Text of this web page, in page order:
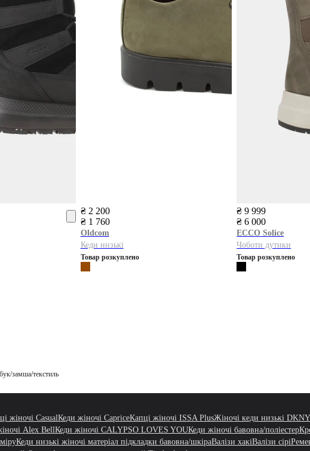
₴ 2 200
₴ 1 760
Oldcom
Кеди низькі
Товар розкуплено
₴ 9 999
₴ 6 000
ECCO Solice
Чоботи дутики
Товар розкуплено
замша/текстиль
жіночі CasualКеди жіночі CapriceКапці жіночі ISSA PlusЖіночі кеди низькі DKNY
Alex BellКеди жіночі CALYPSO LOVES YOUКеди жіночі бавовна/поліестер
Кеди низькі жіночі матеріал підкладки бавовна/шкіраВалізи хакіВалізи сірі